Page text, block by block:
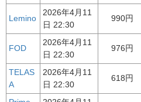
Lemino
2026年4月11
日 22:30
990円
FOD
2026年4月11
日 22:30
976円
TELAS
A
2026年4月11
日 22:30
618円